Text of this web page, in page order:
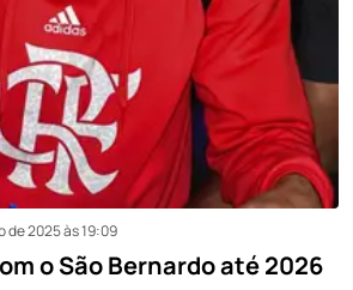
de 2025 às 19:09
o São Bernardo até 2026